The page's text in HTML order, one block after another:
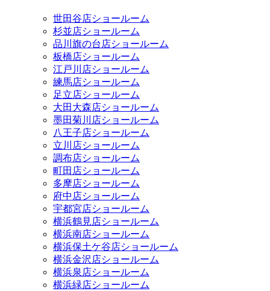
世田谷店ショールーム
杉並店ショールーム
品川旗の台店ショールーム
板橋店ショールーム
江戸川店ショールーム
練馬店ショールーム
足立店ショールーム
大田大森店ショールーム
墨田菊川店ショールーム
八王子店ショールーム
立川店ショールーム
調布店ショールーム
町田店ショールーム
多摩店ショールーム
府中店ショールーム
宇都宮店ショールーム
横浜鶴見店ショールーム
横浜南店ショールーム
横浜保土ケ谷店ショールーム
横浜金沢店ショールーム
横浜泉店ショールーム
横浜緑店ショールーム